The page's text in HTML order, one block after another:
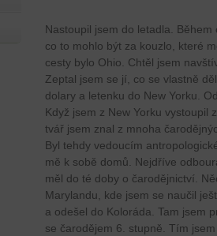
Nastoupil jsem do letadla.
co to mohlo být za kouzlo, které
cesty bylo Ohio. Chtěl jsem
Zeptal jsem se jí, co se vlastně
dolary a letenku do New Yorku.
Když jsem z New Yorku vystoupil
tvář jsem znal z mnoha
Byl tehdy vedoucím
mě k sobě domů. Nejdříve
měl do té doby o čarodějnictví.
Marylandu, kde jsem se naučil
a odešel do Koloráda. Tam jsem
se čarodějem 6. stupně. Tím